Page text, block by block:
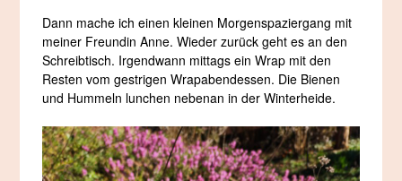
Dann mache ich einen kleinen Morgenspaziergang mit
meiner Freundin Anne. Wieder zurück geht es an den
Schreibtisch. Irgendwann mittags ein Wrap mit den
Resten vom gestrigen Wrapabendessen. Die Bienen
und Hummeln lunchen nebenan in der Winterheide.